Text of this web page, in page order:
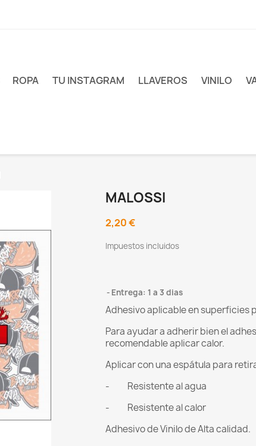
ROPA TU INSTAGRAM LLAVEROS VINILO
MALOSSI
2,20 €
Impuestos incluidos
Entrega: 1 a 3 dias
Adhesivo aplicable en superficies
Para ayudar a adherir bien el
recomendable aplicar calor.
Aplicar con una espátula para
- Resistente al agua
- Resistente al calor
Adhesivo de Vinilo de Alta calidad.